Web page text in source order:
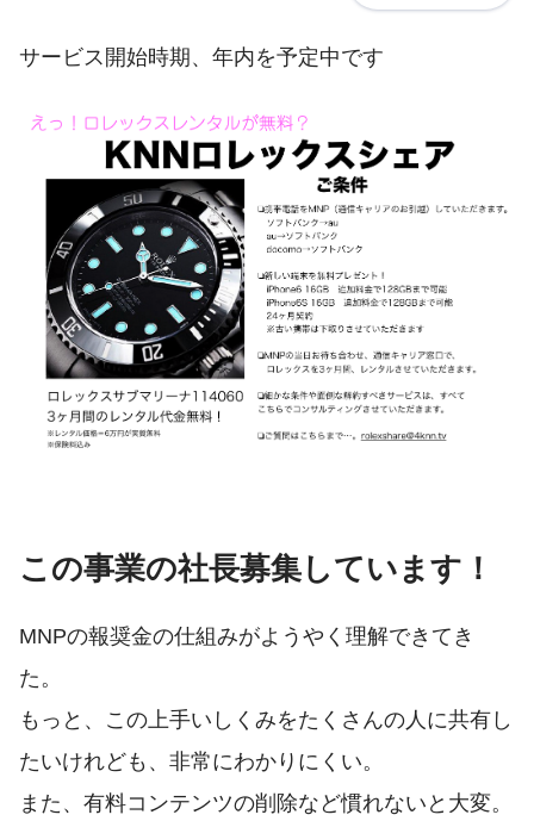
サービス開始時期、年内を予定中です
この事業の社長募集しています！
MNPの報奨金の仕組みがようやく理解できてき
た。
もっと、この上手いしくみをたくさんの人に共有し
たいけれども、非常にわかりにくい。
また、有料コンテンツの削除など慣れないと大変。